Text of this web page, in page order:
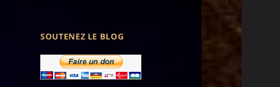
SOUTENEZ LE BLOG